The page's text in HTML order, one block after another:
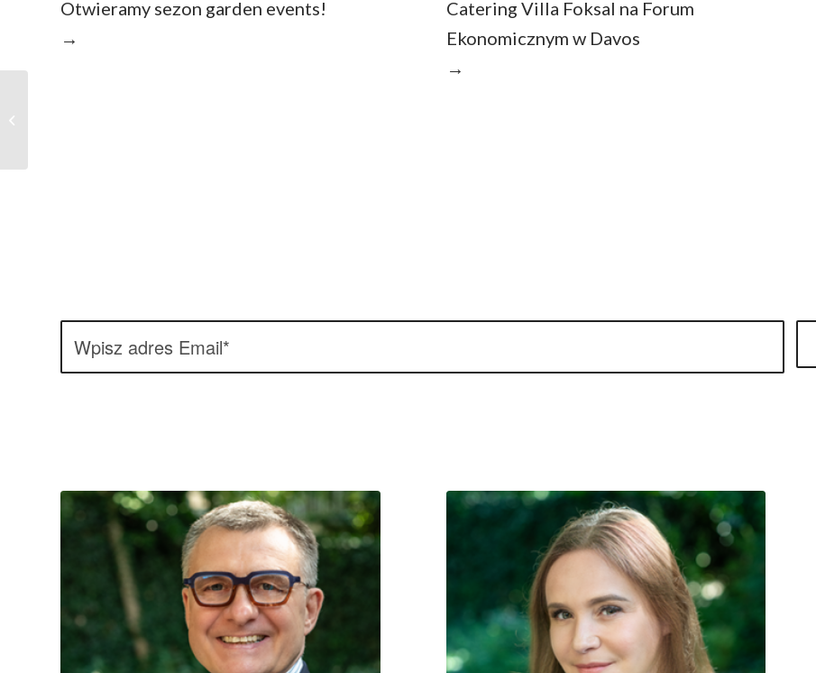
Otwieramy sezon garden events!
→
Catering Villa Foksal na Forum
Ekonomicznym w Davos
→